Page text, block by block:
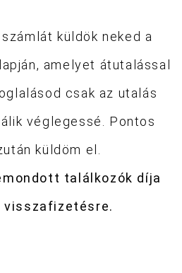
küldök neked a
amelyet átutalással
csak az utalás
véglegessé. Pontos
küldöm el.
találkozók díja
visszafizetésre.